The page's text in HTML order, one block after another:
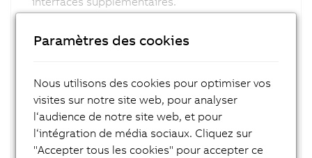
rail dans une armoire électrique. Jusqu'à 250
connectées directement de cette manière. Ceci
permet de bénéficier de performances
maximales et des avantages du fond de panier
décentralisé.
Paramètres des cookies
Nous utilisons des cookies pour optimiser vos
visites sur notre site web, pour analyser
l‘audience de notre site web, et pour
l‘intégration de média sociaux. Cliquez sur
"Accepter tous les cookies" pour accepter ce